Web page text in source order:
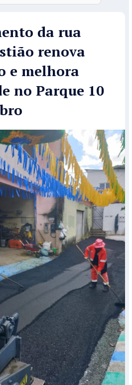
da rua
renova
e melhora
no Parque 10